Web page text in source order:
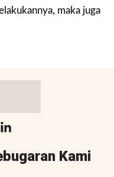
maka juga
Kami